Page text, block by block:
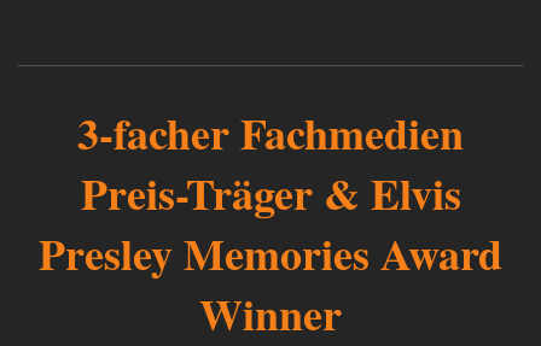
3-facher Fachmedien
Preis-Träger & Elvis
Presley Memories Award
Winner